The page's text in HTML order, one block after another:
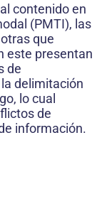
contenido en
(PMTI), las
que
este presentan
de
delimitación
lo cual
de
información.